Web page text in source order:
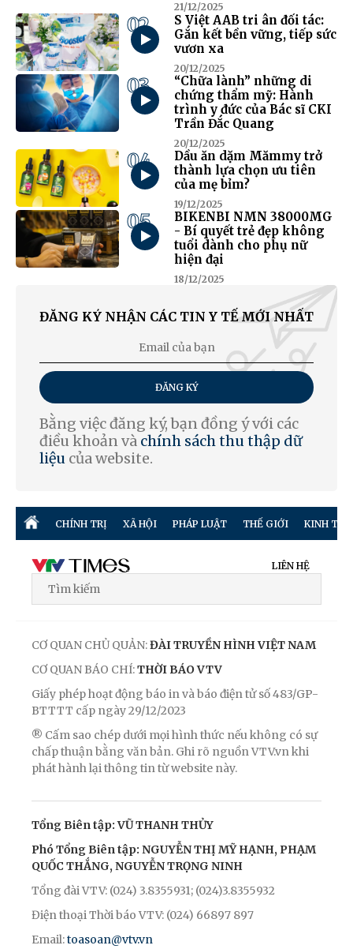
21/12/2025
02
S Việt AAB tri ân đối tác:
Gắn kết bền vững, tiếp sức
vươn xa
20/12/2025
03
“Chữa lành” những di
chứng thẩm mỹ: Hành
trình y đức của Bác sĩ CKI
Trần Đắc Quang
20/12/2025
04
Dầu ăn dặm Mămmy trở
thành lựa chọn ưu tiên
của mẹ bỉm?
19/12/2025
05
BIKENBI NMN 38000MG
- Bí quyết trẻ đẹp không
tuổi dành cho phụ nữ
hiện đại
18/12/2025
ĐĂNG KÝ NHẬN CÁC TIN Y TẾ MỚI NHẤT
ĐĂNG KÝ
Bằng việc đăng ký, bạn đồng ý với các
điều khoản và chính sách thu thập dữ
liệu của website.
CHÍNH TRỊ XÃ HỘI PHÁP LUẬT THẾ GIỚI KINH TẾ
LIÊN HỆ
CƠ QUAN CHỦ QUẢN:ĐÀI TRUYỀN HÌNH VIỆT NAM
CƠ QUAN BÁO CHÍ:THỜI BÁO VTV
Giấy phép hoạt động báo in và báo điện tử số 483/GP-
BTTTT cấp ngày 29/12/2023
® Cấm sao chép dưới mọi hình thức nếu không có sự
chấp thuận bằng văn bản. Ghi rõ nguồn VTV.vn khi
phát hành lại thông tin từ website này.
Tổng Biên tập: VŨ THANH THỦY
Phó Tổng Biên tập: NGUYỄN THỊ MỸ HẠNH, PHẠM
QUỐC THẮNG, NGUYỄN TRỌNG NINH
Tổng đài VTV: (024) 3.8355931; (024)3.8355932
Điện thoại Thời báo VTV: (024) 66897 897
Email:toasoan@vtv.vn